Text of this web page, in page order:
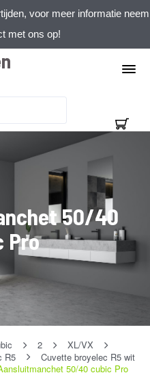
voor meer informatie neem
met ons op!
50/40
Pro
2
XL/VX
R5
Cuvette broyelec R5 wit
50/40 cubic Pro